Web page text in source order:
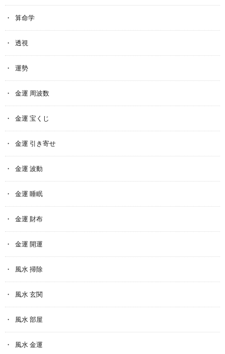
算命学
透視
運勢
金運 周波数
金運 宝くじ
金運 引き寄せ
金運 波動
金運 睡眠
金運 財布
金運 開運
風水 掃除
風水 玄関
風水 部屋
風水 金運